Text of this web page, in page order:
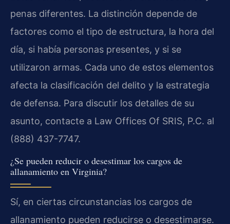
penas diferentes. La distinción depende de
factores como el tipo de estructura, la hora del
día, si había personas presentes, y si se
utilizaron armas. Cada uno de estos elementos
afecta la clasificación del delito y la estrategia
de defensa. Para discutir los detalles de su
asunto, contacte a Law Offices Of SRIS, P.C. al
(888) 437-7747.
¿Se pueden reducir o desestimar los cargos de
allanamiento en Virginia?
Sí, en ciertas circunstancias los cargos de
allanamiento pueden reducirse o desestimarse.